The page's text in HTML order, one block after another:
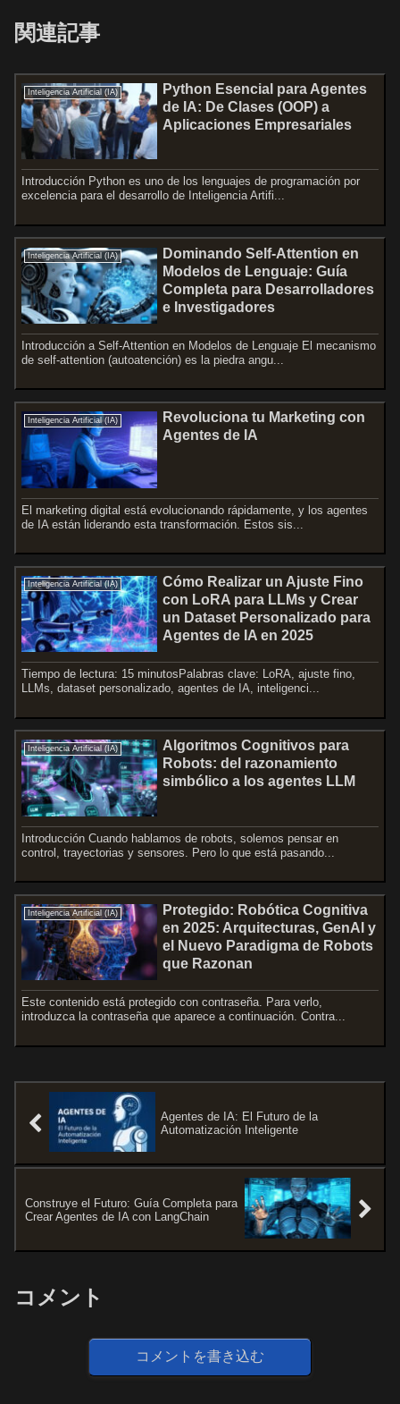
関連記事
Inteligencia Artificial (IA)
Python Esencial para Agentes
de IA: De Clases (OOP) a
Aplicaciones Empresariales
Introducción Python es uno de los lenguajes de programación por
excelencia para el desarrollo de Inteligencia Artifi...
Inteligencia Artificial (IA)
Dominando Self-Attention en
Modelos de Lenguaje: Guía
Completa para Desarrolladores
e Investigadores
Introducción a Self-Attention en Modelos de Lenguaje El mecanismo
de self-attention (autoatención) es la piedra angu...
Inteligencia Artificial (IA)
Revoluciona tu Marketing con
Agentes de IA
El marketing digital está evolucionando rápidamente, y los agentes
de IA están liderando esta transformación. Estos sis...
Inteligencia Artificial (IA)
Cómo Realizar un Ajuste Fino
con LoRA para LLMs y Crear
un Dataset Personalizado para
Agentes de IA en 2025
Tiempo de lectura: 15 minutosPalabras clave: LoRA, ajuste fino,
LLMs, dataset personalizado, agentes de IA, inteligenci...
Inteligencia Artificial (IA)
Algoritmos Cognitivos para
Robots: del razonamiento
simbólico a los agentes LLM
Introducción Cuando hablamos de robots, solemos pensar en
control, trayectorias y sensores. Pero lo que está pasando...
Inteligencia Artificial (IA)
Protegido: Robótica Cognitiva
en 2025: Arquitecturas, GenAI y
el Nuevo Paradigma de Robots
que Razonan
Este contenido está protegido con contraseña. Para verlo,
introduzca la contraseña que aparece a continuación. Contra...
Agentes de IA: El Futuro de la
Automatización Inteligente
Construye el Futuro: Guía Completa para
Crear Agentes de IA con LangChain
コメント
コメントを書き込む